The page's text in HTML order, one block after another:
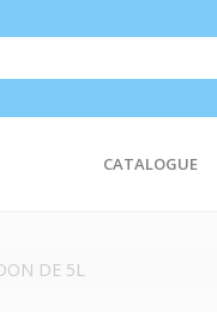
CATALOGUE
DE 5L